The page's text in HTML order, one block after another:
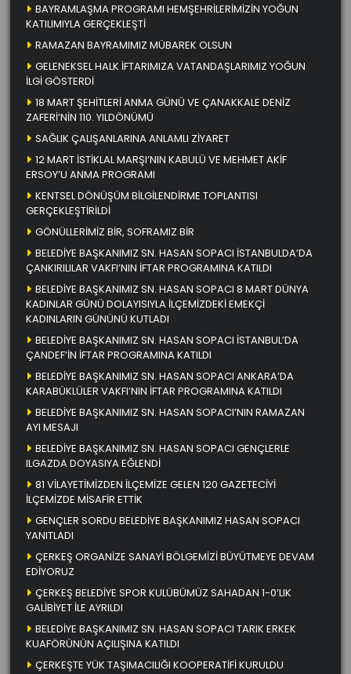
BAYRAMLAŞMA PROGRAMI HEMŞEHRİLERİMİZİN YOĞUN
KATILIMIYLA GERÇEKLEŞTİ
RAMAZAN BAYRAMIMIZ MÜBAREK OLSUN
GELENEKSEL HALK İFTARIMIZA VATANDAŞLARIMIZ YOĞUN
İLGİ GÖSTERDİ
18 MART ŞEHİTLERİ ANMA GÜNÜ VE ÇANAKKALE DENİZ
ZAFERİ’NİN 110. YILDÖNÜMÜ
SAĞLIK ÇALIŞANLARINA ANLAMLI ZİYARET
12 MART İSTİKLAL MARŞI’NIN KABULÜ VE MEHMET AKİF
ERSOY’U ANMA PROGRAMI
KENTSEL DÖNÜŞÜM BİLGİLENDİRME TOPLANTISI
GERÇEKLEŞTİRİLDİ
GÖNÜLLERİMİZ BİR, SOFRAMIZ BİR
BELEDİYE BAŞKANIMIZ SN. HASAN SOPACI İSTANBULDA’DA
ÇANKIRILILAR VAKFI’NIN İFTAR PROGRAMINA KATILDI
BELEDİYE BAŞKANIMIZ SN. HASAN SOPACI 8 MART DÜNYA
KADINLAR GÜNÜ DOLAYISIYLA İLÇEMİZDEKİ EMEKÇİ
KADINLARIN GÜNÜNÜ KUTLADI
BELEDİYE BAŞKANIMIZ SN. HASAN SOPACI İSTANBUL’DA
ÇANDEF’İN İFTAR PROGRAMINA KATILDI
BELEDİYE BAŞKANIMIZ SN. HASAN SOPACI ANKARA’DA
KARABÜKLÜLER VAKFI’NIN İFTAR PROGRAMINA KATILDI
BELEDİYE BAŞKANIMIZ SN. HASAN SOPACI’NIN RAMAZAN
AYI MESAJI
BELEDİYE BAŞKANIMIZ SN. HASAN SOPACI GENÇLERLE
ILGAZDA DOYASIYA EĞLENDİ
81 VİLAYETİMİZDEN İLÇEMİZE GELEN 120 GAZETECİYİ
İLÇEMİZDE MİSAFİR ETTİK
GENÇLER SORDU BELEDİYE BAŞKANIMIZ HASAN SOPACI
YANITLADI
ÇERKEŞ ORGANİZE SANAYİ BÖLGEMİZİ BÜYÜTMEYE DEVAM
EDİYORUZ
ÇERKEŞ BELEDİYE SPOR KULÜBÜMÜZ SAHADAN 1-0’LIK
GALİBİYET İLE AYRILDI
BELEDİYE BAŞKANIMIZ SN. HASAN SOPACI TARIK ERKEK
KUAFÖRÜNÜN AÇILIŞINA KATILDI
ÇERKEŞTE YÜK TAŞIMACILIĞI KOOPERATİFİ KURULDU